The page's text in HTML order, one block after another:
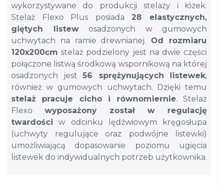
wykorzystywane do produkcji stelaży i łóżek.
Stelaż Flexo Plus posiada 28 elastycznych,
giętych listewosadzonych w gumowych
uchwytach na ramie drewnianej. Od rozmiaru
120x200cm stelaż podzielony jest na dwie części
połączone listwą środkową wspornikową na której
osadzonych jest 56 sprężynujących listewek,
również w gumowych uchwytach. Dzięki temu
stelaż pracuje cicho i równomiernie. Stelaż
Flexo wyposażony został w regulację
twardości w odcinku lędźwiowym kręgosłupa
(uchwyty regulujące oraz podwójne listewki)
umożliwiającą dopasowanie poziomu ugięcia
listewek do indywidualnych potrzeb użytkownika.